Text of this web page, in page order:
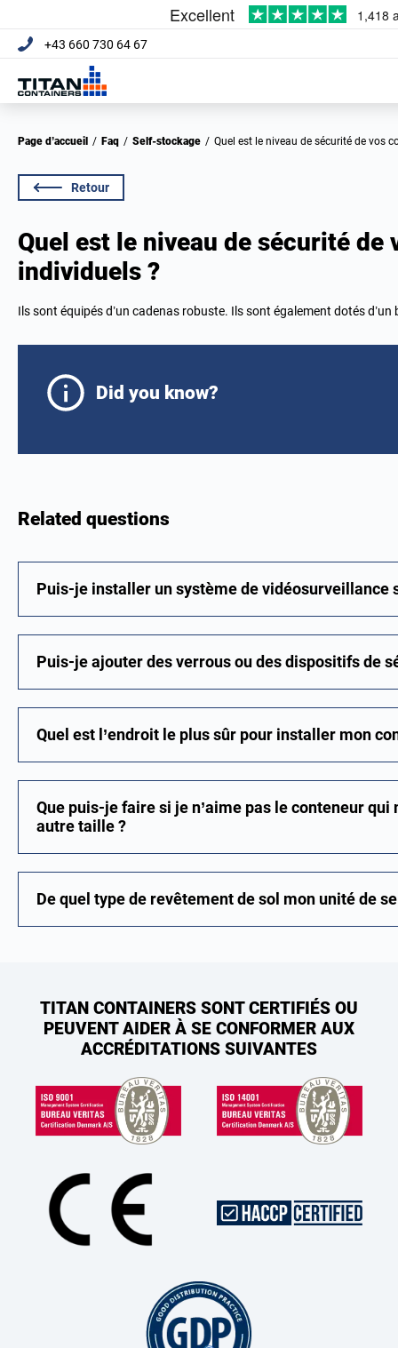
+43 660 730 64 67
Page d’accueil / Faq / Self-stockage / Quel est le niveau de sécurité de vos
Retour
Quel est le niveau de sécurité de
individuels ?
Ils sont équipés d’un cadenas robuste. Ils sont également dotés
Did you know?
Related questions
Puis-je installer un système de vidéosurveillance
Puis-je ajouter des verrous ou des dispositifs de
Quel est l’endroit le plus sûr pour installer mon
Que puis-je faire si je n’aime pas le conteneur qui
autre taille ?
De quel type de revêtement de sol mon unité de
TITAN CONTAINERS SONT CERTIFIÉS OU
PEUVENT AIDER À SE CONFORMER AUX
ACCRÉDITATIONS SUIVANTES